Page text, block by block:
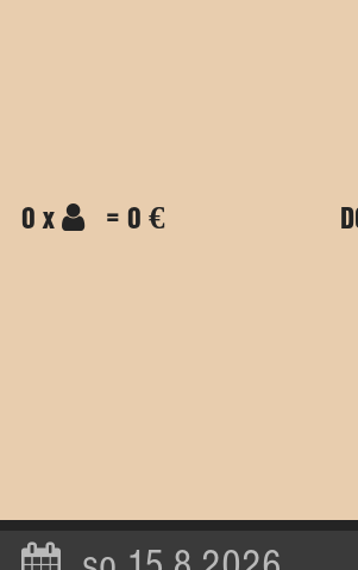
0 x = 0 €